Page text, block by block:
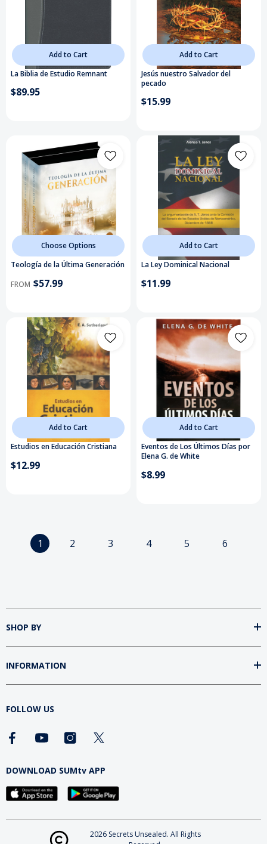
Add to Cart
La Biblia de Estudio Remnant
$89.95
Add to Cart
Jesús nuestro Salvador del
pecado
$15.99
Choose Options
Teología de la Última Generación
FROM $57.99
Add to Cart
La Ley Dominical Nacional
$11.99
Add to Cart
Estudios en Educación Cristiana
$12.99
Add to Cart
Eventos de Los Últimos Días por
Elena G. de White
$8.99
1 2 3 4 5 6
SHOP BY
INFORMATION
FOLLOW US
DOWNLOAD SUMtv APP
2026 Secrets Unsealed. All Rights